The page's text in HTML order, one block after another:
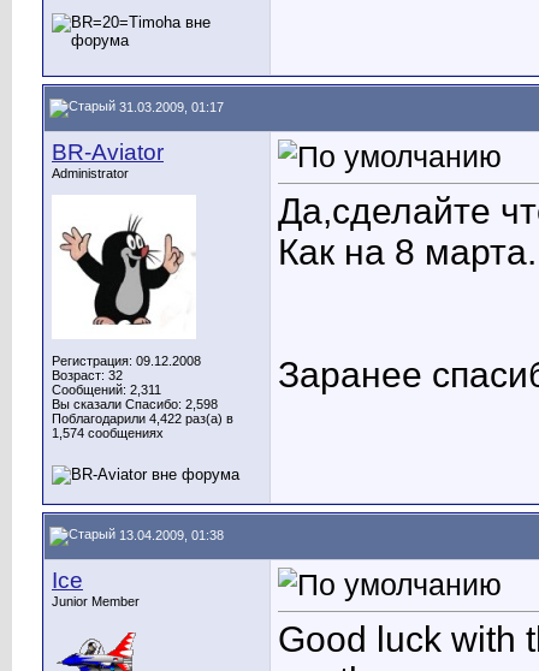
31.03.2009, 01:17
BR-Aviator
Administrator
Регистрация: 09.12.2008
Возраст: 32
Сообщений: 2,311
Вы сказали Спасибо: 2,598
Поблагодарили 4,422 раз(а) в
1,574 сообщениях
Да,сделайте
Как на 8 марта.
Заранее
13.04.2009, 01:38
Ice
Junior Member
Good luck with